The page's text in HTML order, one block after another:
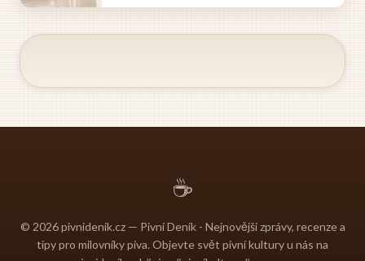
☕
© 2026 pivnidenik.cz — Pivní Deník - Nejnovější zprávy, recenze a
tipy pro milovníky piva. Objevte svět pivní kultury u nás na